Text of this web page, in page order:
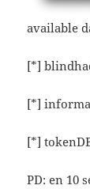
available
[*]
[*]
[*]
PD: en 10